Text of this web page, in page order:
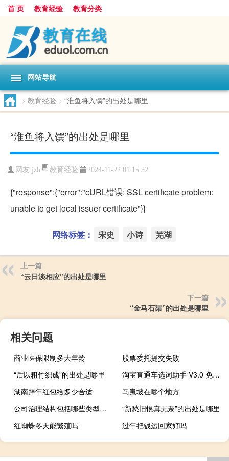
首 页 教育经验 教育分类
网站导航
> 教育经验 > “淮鱼将入馔”的出处是哪里
“淮鱼将入馔”的出处是哪里
网友:jzh 教育经验 2024-11-22 01:15:32
{"response":{"error":"cURL错误: SSL certificate problem:
unable to get local issuer certificate"}}
网络标签： 宋史 小诗 芜湖
上一篇
“云日淡相应”的出处是哪里
下一篇
“金马石渠”的出处是哪里
相关问题
商业医保限制多大年龄
股票委托提交失败
“后以粗竹织成”的出处是哪里
淘宝直通车选词助手 V3.0 免费版（淘宝直通车选词助手 V3.0 免费版功能简介）
湖南拜年红包给多少合适
马嵬坡在哪个地方
公司治理结构包括哪些类型（公司治理结构包括哪些内容）
“新愁旧恨真无奈”的出处是哪里
红蜘蛛冬天能繁殖吗
过年把钱运回家好吗